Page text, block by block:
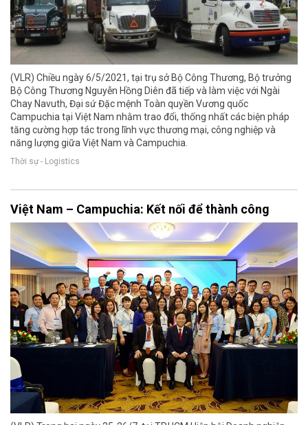
(VLR) Chiều ngày 6/5/2021, tại trụ sở Bộ Công Thương, Bộ trưởng
Bộ Công Thương Nguyễn Hồng Diên đã tiếp và làm việc với Ngài
Chay Navuth, Đại sứ Đặc mệnh Toàn quyền Vương quốc
Campuchia tại Việt Nam nhằm trao đổi, thống nhất các biện pháp
tăng cường hợp tác trong lĩnh vực thương mại, công nghiệp và
năng lượng giữa Việt Nam và Campuchia.
Thời sự - Logistics
Việt Nam – Campuchia: Kết nối để thành công